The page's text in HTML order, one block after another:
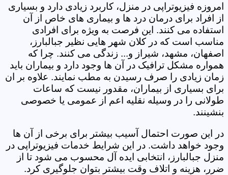
امروزه فیزیوتراپی در منزل، کاربرد زیادی دارد و بسیاری
از افراد برای درمان درد ها و بیماری های خاص از آن
استفاده می کنند. این فرصت به ویژه برای افرادی
مناسب است که در کلان شهر هایی نظیر جبالبارز،
اصفهان، مشهد، شیراز و... زندگی می کنند. چرا که
همواره مشکل ترافیک در آن ها وجود دارد و بیماران باید
زمان زیادی را صرف رسیدن به مطب نمایند. علاوه بر ان
برای بسیاری از بیماران، مقدور نیست که ساعات
طولانی را در وسیله نقلیه اعم از عمومی یا خصوصی
بنشینند.
در این صورت احتمال آسیب بیشتر برای برخی از آن ها
وجود خواهد داشت. در این شرایط خدمات فیزیوتراپی در
منزل جبالبارز، انتخابی ایده آل محسوب می شود تا از
ضرر، هزینه و اتلاف وقت بیشتر بتوان جلوگیری کرد.